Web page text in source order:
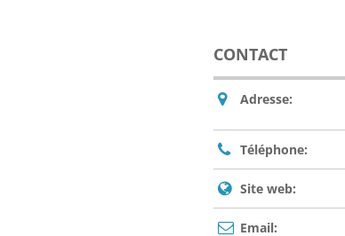
CONTACT
Adresse:
Téléphone:
Site web:
Email: